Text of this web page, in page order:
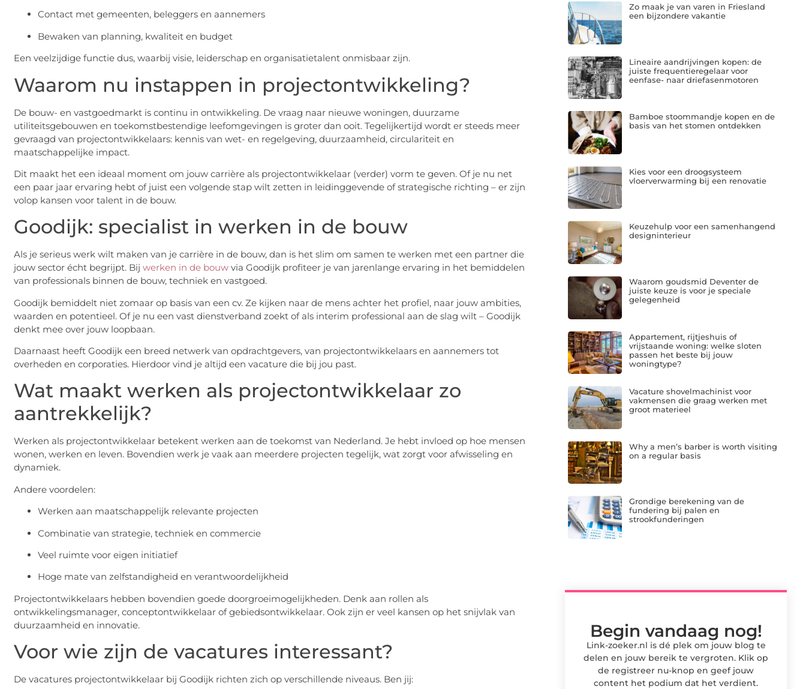
Contact met gemeenten, beleggers en aannemers
Bewaken van planning, kwaliteit en budget
Een veelzijdige functie dus, waarbij visie, leiderschap en organisatietalent onmisbaar zijn.
Waarom nu instappen in projectontwikkeling?
De bouw- en vastgoedmarkt is continu in ontwikkeling. De vraag naar nieuwe woningen, duurzame
utiliteitsgebouwen en toekomstbestendige leefomgevingen is groter dan ooit. Tegelijkertijd wordt er steeds meer
gevraagd van projectontwikkelaars: kennis van wet- en regelgeving, duurzaamheid, circulariteit en
maatschappelijke impact.
Dit maakt het een ideaal moment om jouw carrière als projectontwikkelaar (verder) vorm te geven. Of je nu net
een paar jaar ervaring hebt of juist een volgende stap wilt zetten in leidinggevende of strategische richting – er zijn
volop kansen voor talent in de bouw.
Goodijk: specialist in werken in de bouw
Als je serieus werk wilt maken van je carrière in de bouw, dan is het slim om samen te werken met een partner die
jouw sector écht begrijpt. Bij werken in de bouw via Goodijk profiteer je van jarenlange ervaring in het bemiddelen
van professionals binnen de bouw, techniek en vastgoed.
Goodijk bemiddelt niet zomaar op basis van een cv. Ze kijken naar de mens achter het profiel, naar jouw ambities,
waarden en potentieel. Of je nu een vast dienstverband zoekt of als interim professional aan de slag wilt – Goodijk
denkt mee over jouw loopbaan.
Daarnaast heeft Goodijk een breed netwerk van opdrachtgevers, van projectontwikkelaars en aannemers tot
overheden en corporaties. Hierdoor vind je altijd een vacature die bij jou past.
Wat maakt werken als projectontwikkelaar zo
aantrekkelijk?
Werken als projectontwikkelaar betekent werken aan de toekomst van Nederland. Je hebt invloed op hoe mensen
wonen, werken en leven. Bovendien werk je vaak aan meerdere projecten tegelijk, wat zorgt voor afwisseling en
dynamiek.
Andere voordelen:
Werken aan maatschappelijk relevante projecten
Combinatie van strategie, techniek en commercie
Veel ruimte voor eigen initiatief
Hoge mate van zelfstandigheid en verantwoordelijkheid
Projectontwikkelaars hebben bovendien goede doorgroeimogelijkheden. Denk aan rollen als
ontwikkelingsmanager, conceptontwikkelaar of gebiedsontwikkelaar. Ook zijn er veel kansen op het snijvlak van
duurzaamheid en innovatie.
Voor wie zijn de vacatures interessant?
De vacatures projectontwikkelaar bij Goodijk richten zich op verschillende niveaus. Ben jij:
Zo maak je van varen in Friesland
een bijzondere vakantie
Lineaire aandrijvingen kopen: de
juiste frequentieregelaar voor
eenfase- naar driefasenmotoren
Bamboe stoommandje kopen en de
basis van het stomen ontdekken
Kies voor een droogsysteem
vloerverwarming bij een renovatie
Keuzehulp voor een samenhangend
designinterieur
Waarom goudsmid Deventer de
juiste keuze is voor je speciale
gelegenheid
Appartement, rijtjeshuis of
vrijstaande woning: welke sloten
passen het beste bij jouw
woningtype?
Vacature shovelmachinist voor
vakmensen die graag werken met
groot materieel
Why a men’s barber is worth visiting
on a regular basis
Grondige berekening van de
fundering bij palen en
strookfunderingen
Begin vandaag nog!
Link-zoeker.nl is dé plek om jouw blog te
delen en jouw bereik te vergroten. Klik op
de registreer nu-knop en geef jouw
content het podium dat het verdient.